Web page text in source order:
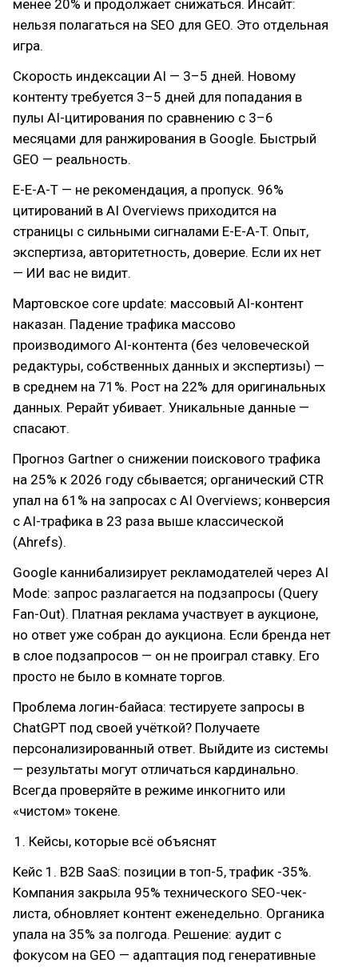
менее 20% и продолжает снижаться. Инсайт:
нельзя полагаться на SEO для GEO. Это отдельная
игра.
Скорость индексации AI — 3–5 дней. Новому
контенту требуется 3–5 дней для попадания в
пулы AI-цитирования по сравнению с 3–6
месяцами для ранжирования в Google. Быстрый
GEO — реальность.
E-E-A-T — не рекомендация, а пропуск. 96%
цитирований в AI Overviews приходится на
страницы с сильными сигналами E-E-A-T. Опыт,
экспертиза, авторитетность, доверие. Если их нет
— ИИ вас не видит.
Мартовское core update: массовый AI-контент
наказан. Падение трафика массово
производимого AI-контента (без человеческой
редактуры, собственных данных и экспертизы) —
в среднем на 71%. Рост на 22% для оригинальных
данных. Рерайт убивает. Уникальные данные —
спасают.
Прогноз Gartner о снижении поискового трафика
на 25% к 2026 году сбывается; органический CTR
упал на 61% на запросах с AI Overviews; конверсия
с AI-трафика в 23 раза выше классической
(Ahrefs).
Google каннибализирует рекламодателей через AI
Mode: запрос разлагается на подзапросы (Query
Fan-Out). Платная реклама участвует в аукционе,
но ответ уже собран до аукциона. Если бренда нет
в слое подзапросов — он не проиграл ставку. Его
просто не было в комнате торгов.
Проблема логин-байаса: тестируете запросы в
ChatGPT под своей учёткой? Получаете
персонализированный ответ. Выйдите из системы
— результаты могут отличаться кардинально.
Всегда проверяйте в режиме инкогнито или
«чистом» токене.
Кейсы, которые всё объяснят
Кейс 1. B2B SaaS: позиции в топ-5, трафик -35%.
Компания закрыла 95% технического SEO-чек-
листа, обновляет контент еженедельно. Органика
упала на 35% за полгода. Решение: аудит с
фокусом на GEO — адаптация под генеративные